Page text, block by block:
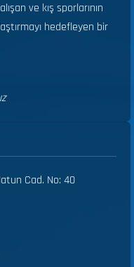
ve kış sporlarının
hedefleyen bir
Cad. No: 40